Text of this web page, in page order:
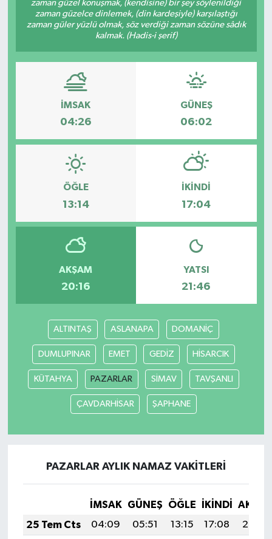
zaman güzel konuşmak, (kendisine) bir şey söylenildiği
zaman güzelce dinlemek, (din kardeşiyle) karşılaştığı
zaman güler yüzlü olmak, söz verdiği zaman sözüne sâdık
kalmak. (Hadis-i şerif)
İMSAK
04:26
GÜNEŞ
06:02
ÖĞLE
13:14
İKINDI
17:04
AKŞAM
20:16
YATSI
21:46
ALTINTAŞ ASLANAPA DOMANİÇ
DUMLUPINAR EMET GEDİZ HİSARCIK
KÜTAHYA PAZARLAR SİMAV TAVŞANLI
ÇAVDARHİSAR ŞAPHANE
PAZARLAR AYLIK NAMAZ VAKITLERI
İMSAK GÜNEŞ ÖĞLE İKINDI
25 Tem Cts
04:09 05:51 13:15 17:08
20:29